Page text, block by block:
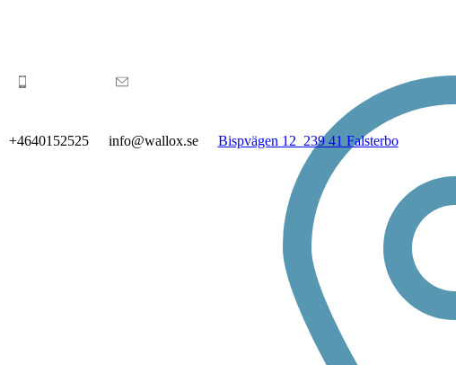
+4640152525 info@wallox.se Bispvägen 12 239 41 Falsterbo